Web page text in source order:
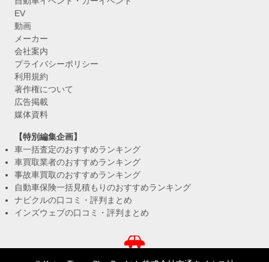
EV
動画
メーカー
会社案内
プライバシーポリシー
利用規約
著作権について
広告掲載
媒体資料
【特別編集企画】
車一括査定のおすすめランキング
車買取業者のおすすめランキング
事故車買取のおすすめランキング
自動車保険一括見積もりのおすすめランキング
ナビクルの口コミ・評判まとめ
インズウェブの口コミ・評判まとめ